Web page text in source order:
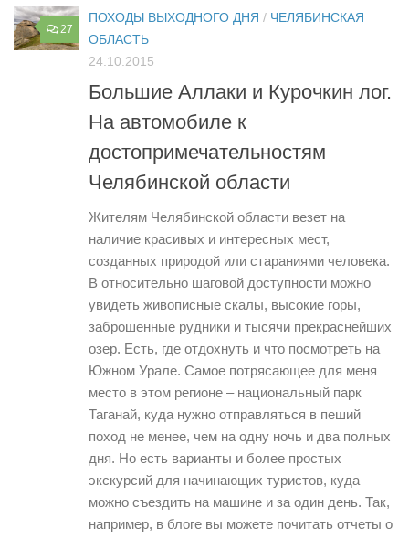
27
ПОХОДЫ ВЫХОДНОГО ДНЯ / ЧЕЛЯБИНСКАЯ
ОБЛАСТЬ
24.10.2015
Большие Аллаки и Курочкин лог.
На автомобиле к
достопримечательностям
Челябинской области
Жителям Челябинской области везет на
наличие красивых и интересных мест,
созданных природой или стараниями человека.
В относительно шаговой доступности можно
увидеть живописные скалы, высокие горы,
заброшенные рудники и тысячи прекраснейших
озер. Есть, где отдохнуть и что посмотреть на
Южном Урале. Самое потрясающее для меня
место в этом регионе – национальный парк
Таганай, куда нужно отправляться в пеший
поход не менее, чем на одну ночь и два полных
дня. Но есть варианты и более простых
экскурсий для начинающих туристов, куда
можно съездить на машине и за один день. Так,
например, в блоге вы можете почитать отчеты о